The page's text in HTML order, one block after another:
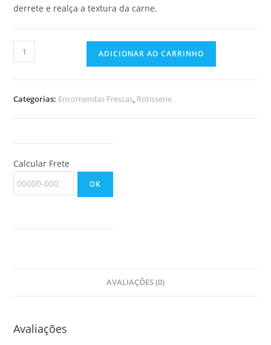
derrete e realça a textura da carne.
Lombo
Suino
e
cointreau
quantidade
ADICIONAR AO CARRINHO
Categorias: Encomendas Frescas, Rotisserie
Calcular Frete
OK
AVALIAÇÕES (0)
Avaliações